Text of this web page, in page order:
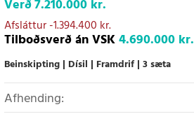
Verð7.210.000 kr.
Afsláttur-1.394.400 kr.
Tilboðsverð án VSK4.690.000 kr.
Beinskipting Dísil Framdrif 3 sæta
Afhending: